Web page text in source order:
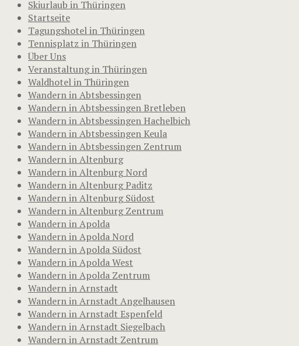
Skiurlaub in Thüringen
Startseite
Tagungshotel in Thüringen
Tennisplatz in Thüringen
Über Uns
Veranstaltung in Thüringen
Waldhotel in Thüringen
Wandern in Abtsbessingen
Wandern in Abtsbessingen Bretleben
Wandern in Abtsbessingen Hachelbich
Wandern in Abtsbessingen Keula
Wandern in Abtsbessingen Zentrum
Wandern in Altenburg
Wandern in Altenburg Nord
Wandern in Altenburg Paditz
Wandern in Altenburg Südost
Wandern in Altenburg Zentrum
Wandern in Apolda
Wandern in Apolda Nord
Wandern in Apolda Südost
Wandern in Apolda West
Wandern in Apolda Zentrum
Wandern in Arnstadt
Wandern in Arnstadt Angelhausen
Wandern in Arnstadt Espenfeld
Wandern in Arnstadt Siegelbach
Wandern in Arnstadt Zentrum